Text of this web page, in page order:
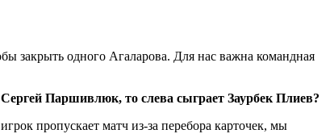
закрыть одного Агаларова. Для нас важна командная
Паршивлюк, то слева сыграет Заурбек Плиев?
пропускает матч из-за перебора карточек, мы